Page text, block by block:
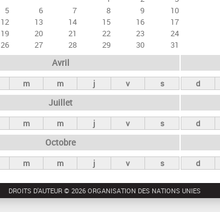
5 6 7 8 9
10
12 13 14 15 16
17
19 20 21 22 23
24
26 27 28 29 30 31
Avril
m m j v s d
Juillet
m m j v s d
Octobre
m m j v s d
DROITS D'AUTEUR © 2026 ORGANISATION DES NATIONS UNIES